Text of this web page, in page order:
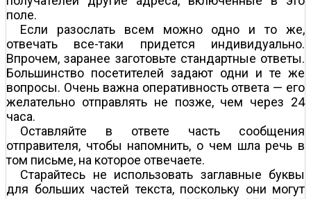
поле.
Если разослать всем можно одно и то же,
отвечать все-таки придется индивидуально.
Впрочем, заранее заготовьте стандартные ответы.
Большинство посетителей задают одни и те же
вопросы. Очень важна оперативность ответа — его
желательно отправлять не позже, чем через 24
часа.
Оставляйте в ответе часть сообщения
отправителя, чтобы напомнить, о чем шла речь в
том письме, на которое отвечаете.
Старайтесь не использовать заглавные буквы
для больших частей текста, поскольку они могут